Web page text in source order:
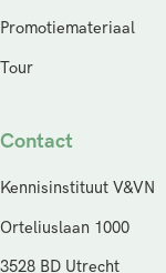
Promotiemateriaal
Tour
Contact
Kennisinstituut V&VN
Orteliuslaan 1000
3528 BD Utrecht